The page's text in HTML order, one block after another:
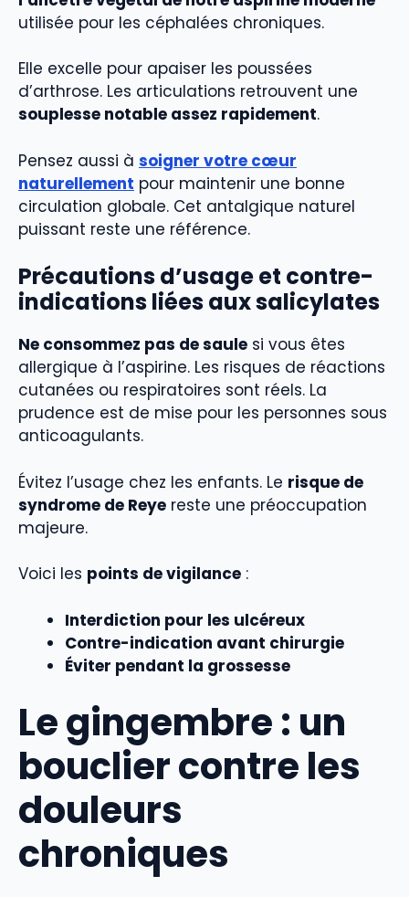
utilisée pour les céphalées chroniques.
Elle excelle pour apaiser les poussées
d’arthrose. Les articulations retrouvent une
souplesse notable assez rapidement.
Pensez aussi à soigner votre cœur
naturellement pour maintenir une bonne
circulation globale. Cet antalgique naturel
puissant reste une référence.
Précautions d’usage et contre-
indications liées aux salicylates
Ne consommez pas de saule si vous êtes
allergique à l’aspirine. Les risques de réactions
cutanées ou respiratoires sont réels. La
prudence est de mise pour les personnes sous
anticoagulants.
Évitez l’usage chez les enfants. Le risque de
syndrome de Reye reste une préoccupation
majeure.
Voici les points de vigilance :
Interdiction pour les ulcéreux
Contre-indication avant chirurgie
Éviter pendant la grossesse
Le gingembre : un
bouclier contre les
douleurs
chroniques